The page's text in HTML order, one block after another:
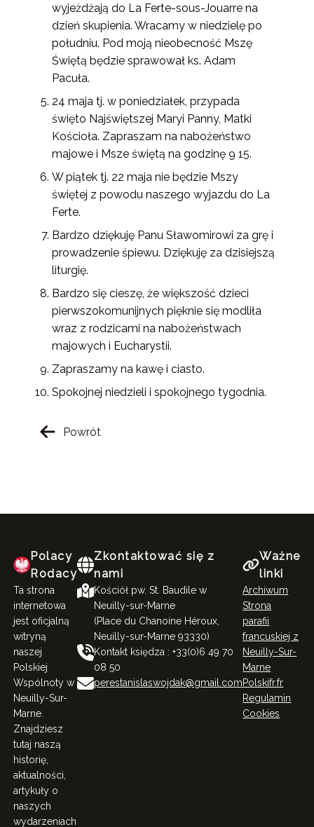
wyjeżdżają do La Ferte-sous-Jouarre na
dzień skupienia. Wracamy w niedzielę po
południu. Pod moją nieobecność Mszę
Świętą będzie sprawował ks. Adam
Pacuła.
24 maja tj. w poniedziałek, przypada
święto Najświętszej Maryi Panny, Matki
Kościoła. Zapraszam na nabożeństwo
majowe i Msze świętą na godzinę 9 15.
W piątek tj. 22 maja nie będzie Mszy
świętej z powodu naszego wyjazdu do La
Ferte.
Bardzo dziękuję Panu Sławomirowi za grę i
prowadzenie śpiewu. Dziękuję za dzisiejszą
liturgię.
Bardzo się cieszę, że większość dzieci
pierwszokomunijnych pięknie się modliła
wraz z rodzicami na nabożeństwach
majowych i Eucharystii.
Zapraszamy na kawę i ciasto.
Spokojnej niedzieli i spokojnego tygodnia.
Powrót
Polacy
Rodacy
Ta strona
internetowa
jest oficjalną
witryną
naszej
Polskiej
Wspólnoty w
Neuilly-Sur-
Marne.
Znajdziesz
tutaj naszą
historię,
aktualności,
artykuły o
naszych
wydarzeniach
Zkontaktować się z
nami
Kościół pw. St. Baudile w
Neuilly-sur-Marne
(Place du Chanoine Héroux,
Neuilly-sur-Marne 93330)
Kontakt księdza : +33(0)6 49 70
08 50
perestanislaswojdak@gmail.com
Ważne
linki
Archiwum
Strona
parafii
francuskiej z
Neuilly-Sur-
Marne
Polskifr.fr
Regulamin
Cookies